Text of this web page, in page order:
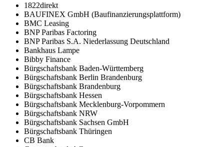
1822direkt
BAUFINEX GmbH (Baufinanzierungsplattform)
BMC Leasing
BNP Paribas Factoring
BNP Paribas S.A. Niederlassung Deutschland
Bankhaus Lampe
Bibby Finance
Bürgschaftsbank Baden-Württemberg
Bürgschaftsbank Berlin Brandenburg
Bürgschaftsbank Brandenburg
Bürgschaftsbank Hessen
Bürgschaftsbank Mecklenburg-Vorpommern
Bürgschaftsbank NRW
Bürgschaftsbank Sachsen GmbH
Bürgschaftsbank Thüringen
CB Bank